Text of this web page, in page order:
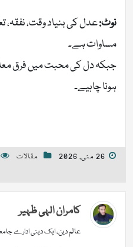
نوٹ:عدل کی بنیاد وقت، نفقہ،
مساوات ہے۔
جبکہ دل کی محبت میں فرق
ہونا چاہیے۔
26 مئی, 2026 مقالات
کامران الہی ظہیر
عالم دین، ایک دینی ادارے